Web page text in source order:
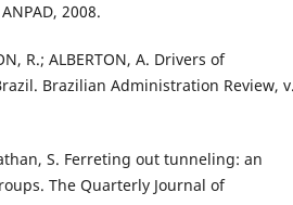
2008.
R.; ALBERTON, A. Drivers of
Brazilian Administration Review, v.
S. Ferreting out tunneling: an
The Quarterly Journal of